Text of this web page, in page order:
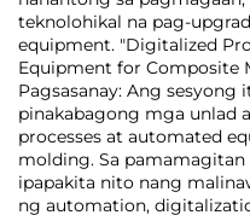
teknolohikal na pag-
equipment. "Digitalized
Equipment for Composite
Pagsasanay: Ang
pinakabagong mga unlad
processes at automated
molding. Sa
ipapakita nito nang
ng automation,